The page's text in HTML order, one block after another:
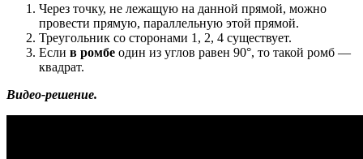
Через точку, не лежащую на данной прямой, можно
провести прямую, параллельную этой прямой.
Треугольник со сторонами 1, 2, 4 существует.
Если в ромбе один из углов равен 90°, то такой ромб —
квадрат.
Видео-решение.